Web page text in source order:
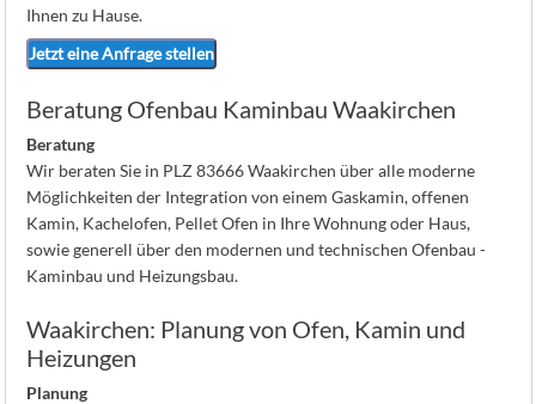
Ihnen zu Hause.
Jetzt eine Anfrage stellen
Beratung Ofenbau Kaminbau Waakirchen
Beratung
Wir beraten Sie in PLZ 83666 Waakirchen über alle moderne
Möglichkeiten der Integration von einem Gaskamin, offenen
Kamin, Kachelofen, Pellet Ofen in Ihre Wohnung oder Haus,
sowie generell über den modernen und technischen Ofenbau -
Kaminbau und Heizungsbau.
Waakirchen: Planung von Ofen, Kamin und
Heizungen
Planung